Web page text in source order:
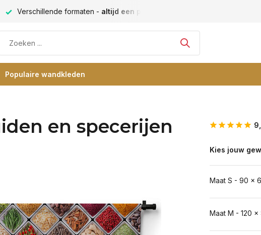
Verschillende formaten - altijd een passende maat
Populaire wandkleden
en specerijen
Kies jouw
Maat S - 90 x
Maat M - 120 x